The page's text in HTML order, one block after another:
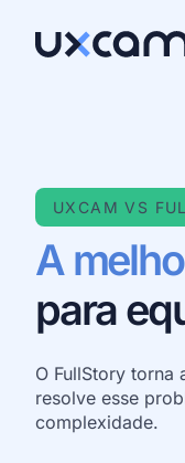
UXCAM VS
A
para
O FullStory torna
resolve esse
complexidade.